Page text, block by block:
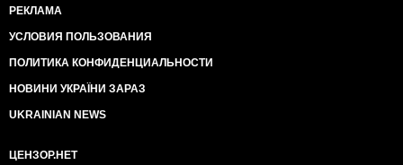
РЕКЛАМА
УСЛОВИЯ ПОЛЬЗОВАНИЯ
ПОЛИТИКА КОНФИДЕНЦИАЛЬНОСТИ
НОВИНИ УКРАЇНИ ЗАРАЗ
UKRAINIAN NEWS
ЦЕНЗОР.НЕТ